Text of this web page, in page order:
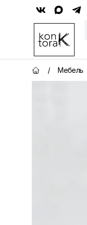
Главная страница
/ Мебель